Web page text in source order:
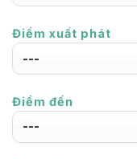
Điểm xuất phát
Điểm đến